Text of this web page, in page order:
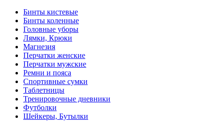
Бинты кистевые
Бинты коленные
Головные уборы
Лямки, Крюки
Магнезия
Перчатки женские
Перчатки мужские
Ремни и пояса
Спортивные сумки
Таблетницы
Тренировочные дневники
Футболки
Шейкеры, Бутылки